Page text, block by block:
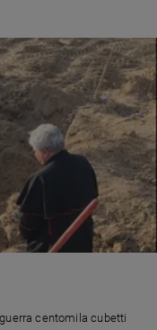
centomila cubetti